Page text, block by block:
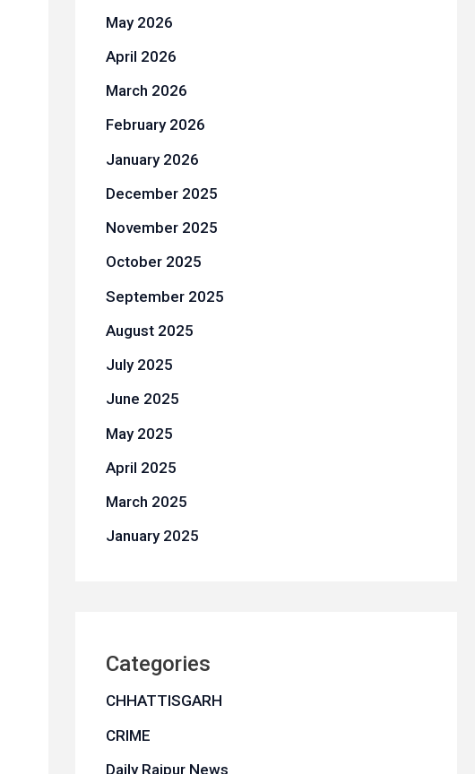
May 2026
April 2026
March 2026
February 2026
January 2026
December 2025
November 2025
October 2025
September 2025
August 2025
July 2025
June 2025
May 2025
April 2025
March 2025
January 2025
Categories
CHHATTISGARH
CRIME
Daily Raipur News